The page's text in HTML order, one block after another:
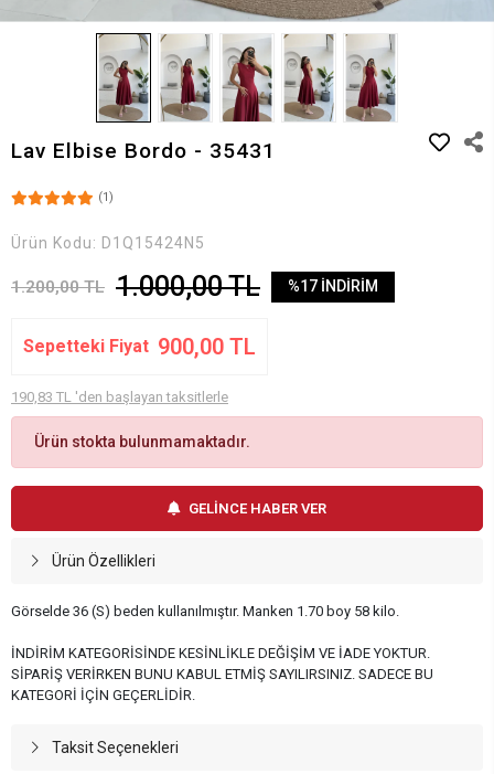
Lav Elbise Bordo - 35431
(1)
Ürün Kodu: D1Q15424N5
1.200,00 TL 1.000,00 TL %17 İNDİRİM
Sepetteki Fiyat 900,00 TL
190,83 TL 'den başlayan taksitlerle
Ürün stokta bulunmamaktadır.
GELİNCE HABER VER
Ürün Özellikleri
Görselde 36 (S) beden kullanılmıştır. Manken 1.70 boy 58 kilo.
İNDİRİM KATEGORİSİNDE KESİNLİKLE DEĞİŞİM VE İADE YOKTUR.
SİPARİŞ VERİRKEN BUNU KABUL ETMİŞ SAYILIRSINIZ. SADECE BU
KATEGORİ İÇİN GEÇERLİDİR.
Taksit Seçenekleri